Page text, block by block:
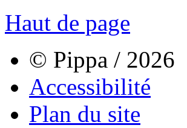
Haut de page
© Pippa / 2026
Accessibilité
Plan du site